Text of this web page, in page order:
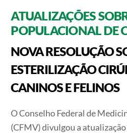
ATUALIZAÇÕES
POPULACIONAL DE
NOVA RESOLUÇÃO
ESTERILIZAÇÃO
CANINOS E FELINOS
O Conselho Federal de
(CFMV) divulgou a atualização